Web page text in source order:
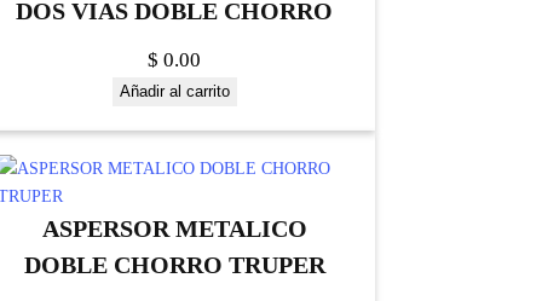
DOS VIAS DOBLE CHORRO
$ 0.00
Añadir al carrito
ASPERSOR METALICO
DOBLE CHORRO TRUPER